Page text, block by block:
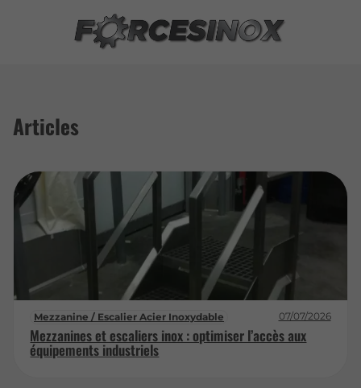
Articles
Mezzanine / Escalier Acier Inoxydable 07/07/2026
Mezzanines et escaliers inox : optimiser l’accès aux
équipements industriels